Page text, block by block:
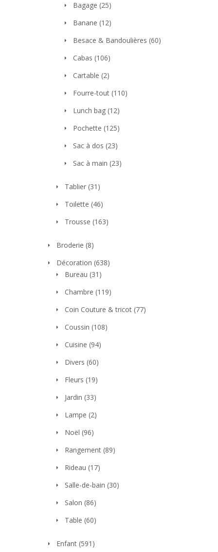
Bagage (25)
Banane (12)
Besace & Bandoulières (60)
Cabas (106)
Cartable (2)
Fourre-tout (110)
Lunch bag (12)
Pochette (125)
Sac à dos (23)
Sac à main (23)
Tablier (31)
Toilette (46)
Trousse (163)
Broderie (8)
Décoration (638)
Bureau (31)
Chambre (119)
Coin Couture & tricot (77)
Coussin (108)
Cuisine (94)
Divers (60)
Fleurs (19)
Jardin (33)
Lampe (2)
Noël (96)
Rangement (89)
Rideau (17)
Salle-de-bain (30)
Salon (86)
Table (60)
Enfant (591)